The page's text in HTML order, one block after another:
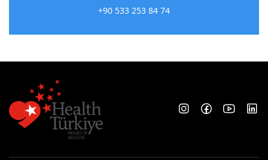
+90 533 253 84 74